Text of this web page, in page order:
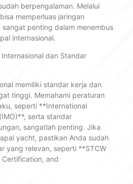
berpengalaman. Melalui
memperluas jaringan
penting dalam menembus
internasional.
dan Standar
memiliki standar kerja dan
tinggi. Memahami peraturan
seperti **International
serta standar
sangatlah penting. Jika
yacht, pastikan Anda sudah
yang relevan, seperti **STCW
and